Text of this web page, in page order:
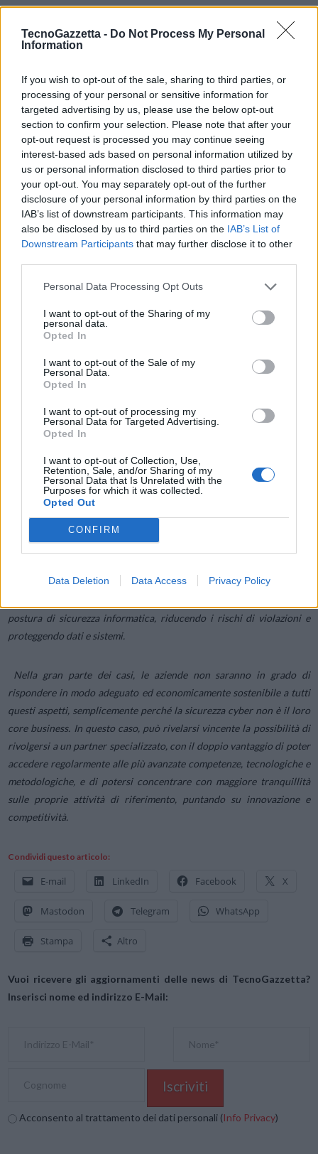
TecnoGazzetta - Do Not Process My Personal
Information
If you wish to opt-out of the sale, sharing to third parties, or
processing of your personal or sensitive information for
targeted advertising by us, please use the below opt-out
section to confirm your selection. Please note that after your
opt-out request is processed you may continue seeing
interest-based ads based on personal information utilized by
us or personal information disclosed to third parties prior to
your opt-out. You may separately opt-out of the further
disclosure of your personal information by third parties on the
IAB’s list of downstream participants. This information may
also be disclosed by us to third parties on the IAB’s List of
Downstream Participants that may further disclose it to other
Personal Data Processing Opt Outs
I want to opt-out of the Sharing of my
personal data.
Opted In
I want to opt-out of the Sale of my
Personal Data.
Opted In
I want to opt-out of processing my
Personal Data for Targeted Advertising.
Opted In
I want to opt-out of Collection, Use,
Retention, Sale, and/or Sharing of my
Personal Data that Is Unrelated with the
Purposes for which it was collected.
Opted Out
CONFIRM
Data Deletion Data Access Privacy Policy
a rischio la sicurezza, poiché le vulnerabilità non corrette
possono essere sfruttate dagli attaccanti a loro vantaggio.
Sistematizzare la distribuzione di patch e aggiornamenti è un
Non definire adeguate politiche di sicurezza:L’uso di password
deboli e la mancanza di politiche di security rigide sono problemi
comuni, che mettono a rischio la sicurezza aziendale. Anche le
piccole aziende dovrebbero promuovere l’adozione di password
robuste e implementare politiche chiare e condivise.
Mancanza di backup regolari:Non effettuare backup regolari dei
dati critici rende le aziende vulnerabili agli attacchi ransomware,
che possono causare la perdita irreversibile di dati. Un piano di
backup efficace è fondamentale per raggiungere una reale
resilienza informatica, ovvero la capacità di reagire e ripartire in
adeguatamente gli accessi degli utenti può portare a violazioni
della sicurezza. Una gestione centralizzata ed estesa può
consentire di revocare immediatamente gli accessi non necessari
Sottostimare l’impatto della sicurezza fisica:
Le piccole aziende
spesso trascurano la sicurezza fisica degli ambienti in cui sono
di accesso non autorizzato. Affidarsi a un provider in grado di
offrire sicurezza sia fisica che cyber può consentire di ridurre
sensibilmente questa voce di rischio.
Sottovalutare le attività di monitoraggio e rilevamento:
disponendo delle più avanzate soluzioni di difesa non ci si può
dimenticare di implementare sistemi di monitoraggio e
rilevamento degli incidenti, costantemente attivi e in grado di
intervenire per bloccare le minacce e limitare i danni.
Affrontare in modo sistematico questi punti, cercando di evitare gli
postura di sicurezza informatica, riducendo i rischi di violazioni e
proteggendo dati e sistemi.
Nella gran parte dei casi, le aziende non saranno in grado di
rispondere in modo adeguato ed economicamente sostenibile a tutti
questi aspetti, semplicemente perché la sicurezza cyber non è il loro
core business. In questo caso, può rivelarsi vincente la possibilità di
rivolgersi a un partner specializzato, con il doppio vantaggio di poter
accedere regolarmente alle più avanzate competenze, tecnologiche e
metodologiche, e di potersi concentrare con maggiore tranquillità
sulle proprie attività di riferimento, puntando su innovazione e
competitività.
Condividi questo articolo:
E-mail LinkedIn Facebook X
Mastodon Telegram WhatsApp
Stampa Altro
Vuoi ricevere gli aggiornamenti delle news di TecnoGazzetta?
Inserisci nome ed indirizzo E-Mail:
Acconsento al trattamento dei dati personali (Info Privacy)